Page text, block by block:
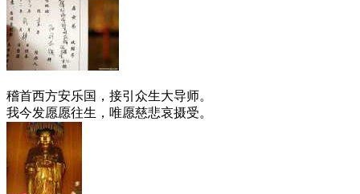
稽首西方安乐国，接引众生大导师。
我今发愿愿往生，唯愿慈悲哀摄受。